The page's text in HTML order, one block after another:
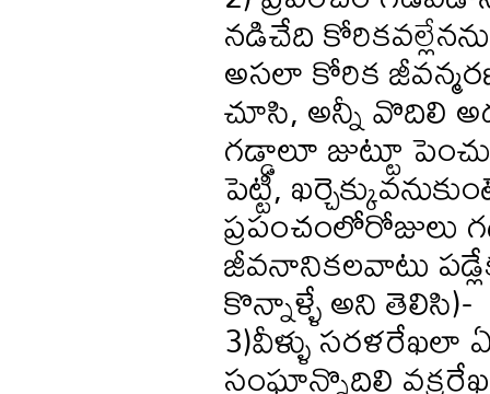
నడిచేది
అసలా కోరిక
చూసి, అన్నీ వొదిలి
గడ్డాలూ జుట్టూ
పెట్టి,
ప్రపంచంలోరోజులు
జీవనానికలవాటు
కొన్నాళ్ళే అని తెలిసి)-
3)వీళ్ళు
సంఘాన్నొదిలి